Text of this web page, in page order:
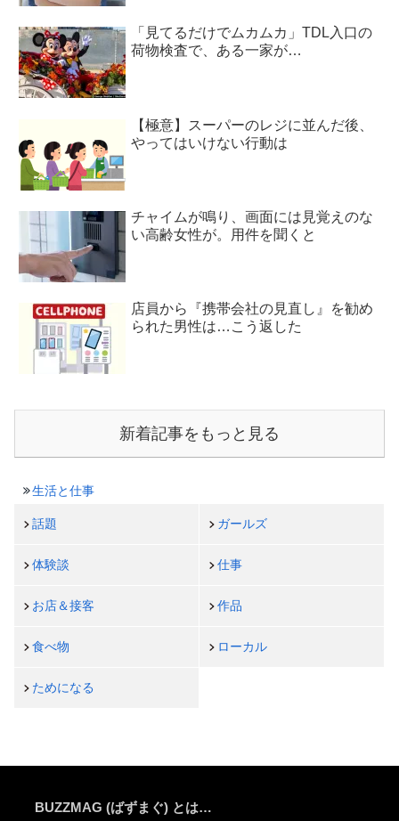
「見てるだけでムカムカ」TDL入口の
荷物検査で、ある一家が…
【極意】スーパーのレジに並んだ後、
やってはいけない行動は
チャイムが鳴り、画面には見覚えのな
い高齢女性が。用件を聞くと
店員から『携帯会社の見直し』を勧め
られた男性は…こう返した
新着記事をもっと見る
生活と仕事
話題 ガールズ
体験談 仕事
お店＆接客 作品
食べ物 ローカル
ためになる
BUZZMAG (ばずまぐ) とは…